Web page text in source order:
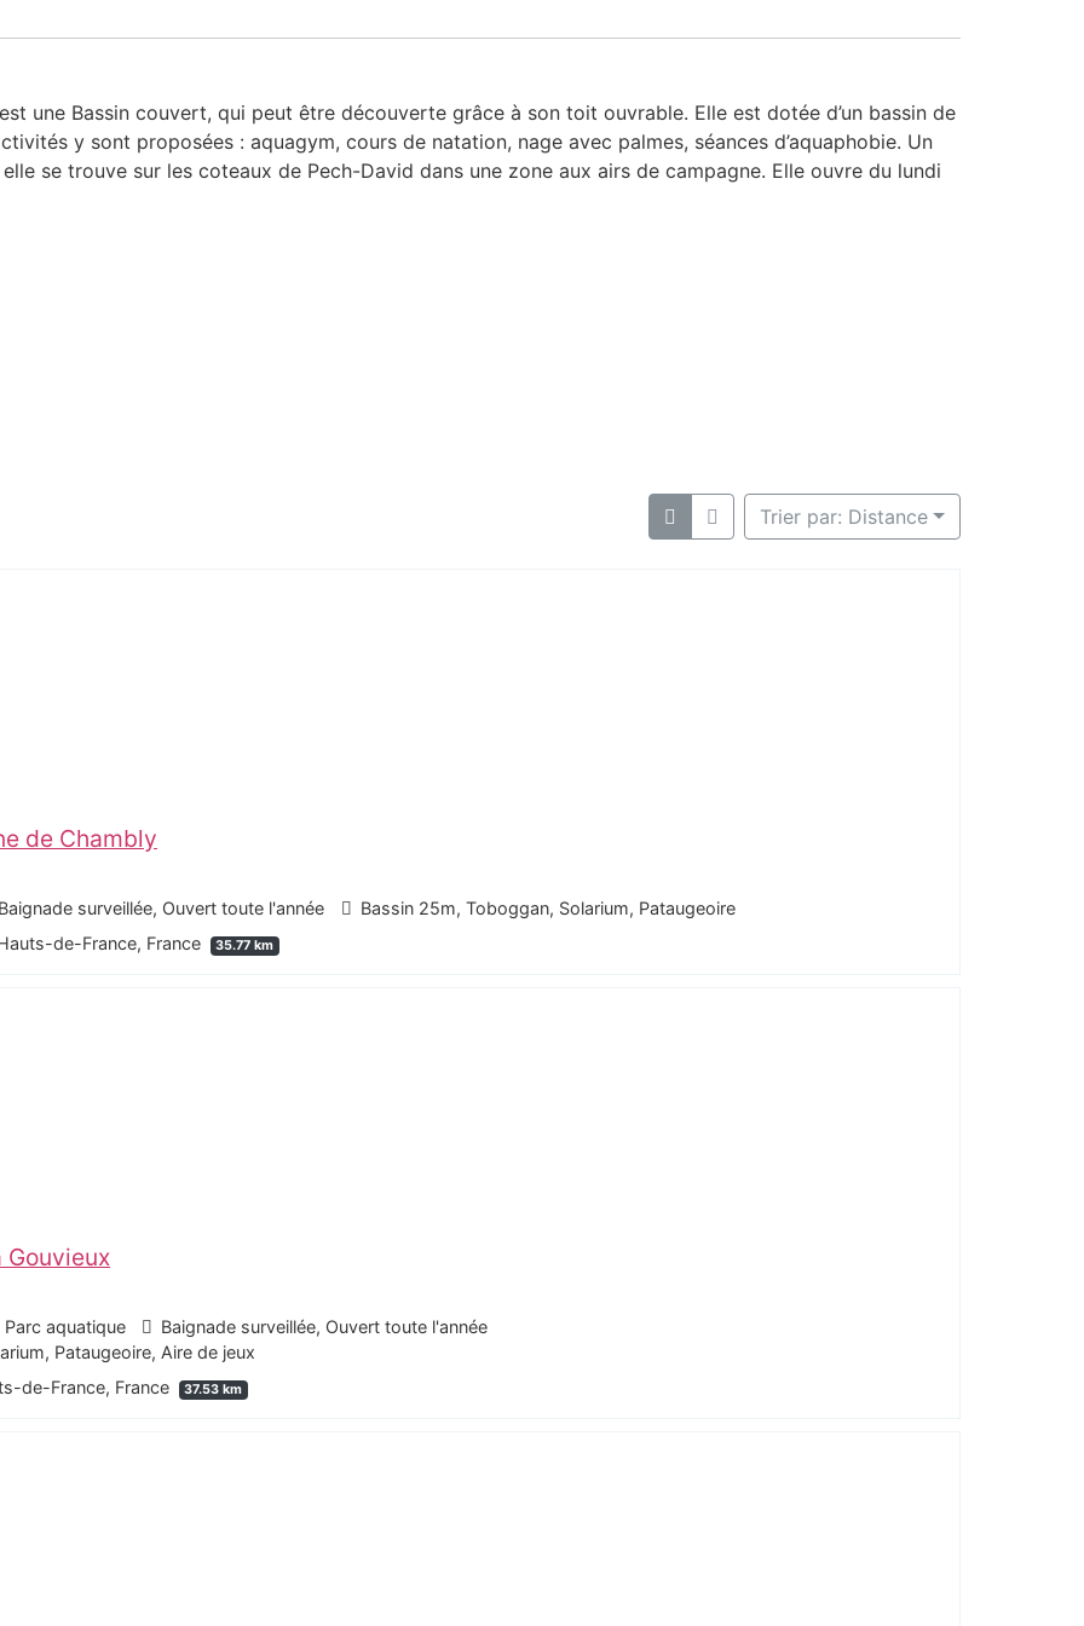
une Bassin couvert, qui peut être découverte grâce à son toit ouvrable. Elle est dotée d’un bassin de
y sont proposées : aquagym, cours de natation, nage avec palmes, séances d’aquaphobie. Un
se trouve sur les coteaux de Pech-David dans une zone aux airs de campagne. Elle ouvre du lundi
Trier par: Distance
de Chambly
surveillée, Ouvert toute l'année
Bassin 25m, Toboggan, Solarium, Pataugeoire
de-France, France
35.77 km
aquatique
Baignade surveillée, Ouvert toute l'année
Pataugeoire, Aire de jeux
de-France, France
37.53 km